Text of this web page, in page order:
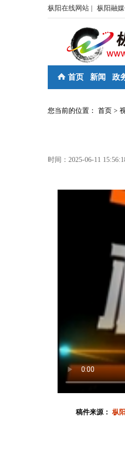
枞阳在线网站 | 枞阳融
首页 新闻 政
您当前的位置： 首页 >
时间：2025-06-11
稿件来源： 枞